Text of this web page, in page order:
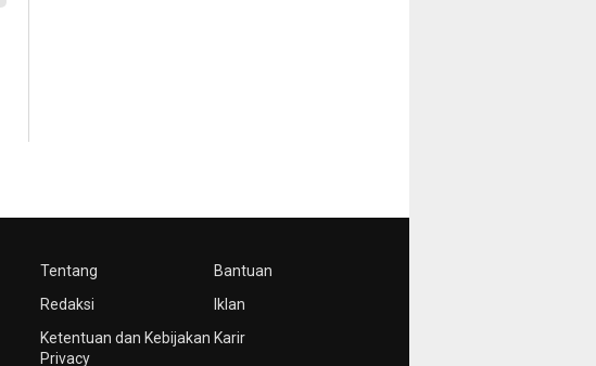
Tentang
Redaksi
Ketentuan dan Kebijakan
Privacy
Bantuan
Iklan
Karir